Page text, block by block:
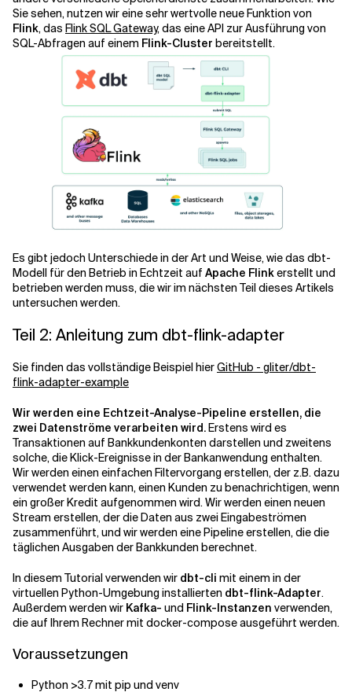
Sie sehen, nutzen wir eine sehr wertvolle neue Funktion von
Flink, das Flink SQL Gateway, das eine API zur Ausführung von
SQL-Abfragen auf einem Flink-Cluster bereitstellt.
Es gibt jedoch Unterschiede in der Art und Weise, wie das dbt-
Modell für den Betrieb in Echtzeit auf Apache Flinkerstellt und
betrieben werden muss, die wir im nächsten Teil dieses Artikels
untersuchen werden.
Teil 2: Anleitung zum dbt-flink-adapter
Sie finden das vollständige Beispiel hierGitHub - gliter/dbt-
flink-adapter-example
Wir werden eine Echtzeit-Analyse-Pipeline erstellen, die
zwei Datenströme verarbeiten wird.Erstens wird es
Transaktionen auf Bankkundenkonten darstellen und zweitens
solche, die Klick-Ereignisse in der Bankanwendung enthalten.
Wir werden einen einfachen Filtervorgang erstellen, der z.B. dazu
verwendet werden kann, einen Kunden zu benachrichtigen, wenn
ein großer Kredit aufgenommen wird. Wir werden einen neuen
Stream erstellen, der die Daten aus zwei Eingabeströmen
zusammenführt, und wir werden eine Pipeline erstellen, die die
täglichen Ausgaben der Bankkunden berechnet.
In diesem Tutorial verwenden wir dbt-cli mit einem in der
virtuellen Python-Umgebung installierten dbt-flink-Adapter.
Außerdem werden wir Kafka- und Flink-Instanzen verwenden,
die auf Ihrem Rechner mit docker-compose ausgeführt werden.
Voraussetzungen
Python >3.7 mit pip und venv